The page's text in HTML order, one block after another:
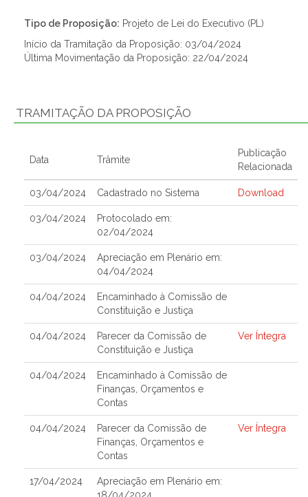
Tipo de Proposição: Projeto de Lei do Executivo (PL)
Início da Tramitação da Proposição: 03/04/2024
Última Movimentação da Proposição: 22/04/2024
TRAMITAÇÃO DA PROPOSIÇÃO
Data Trâmite
Publicação
Relacionada
03/04/2024 Cadastrado no Sistema Download
03/04/2024
Protocolado em:
02/04/2024
03/04/2024
Apreciação em Plenário em:
04/04/2024
04/04/2024
Encaminhado à Comissão de
Constituição e Justiça
04/04/2024
Parecer da Comissão de
Constituição e Justiça
Ver Íntegra
04/04/2024
Encaminhado à Comissão de
Finanças, Orçamentos e
Contas
04/04/2024
Parecer da Comissão de
Finanças, Orçamentos e
Contas
Ver Íntegra
17/04/2024
Apreciação em Plenário em: